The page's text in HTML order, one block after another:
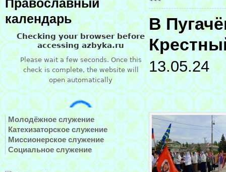
Православный
календарь
Молодёжное служение
Катехизаторское служение
Миссионерское служение
Социальное служение
В
13.05.24